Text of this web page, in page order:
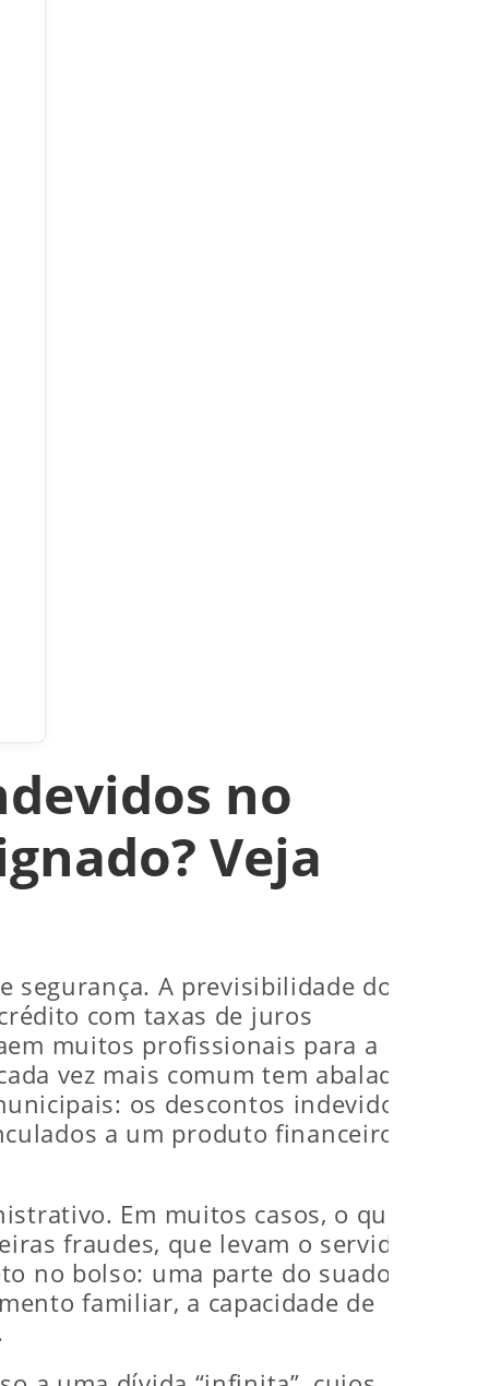
no
Veja
A previsibilidade dos
com taxas de juros
muitos profissionais para a
vez mais comum tem abalado a
os descontos indevidos
a um produto financeiro
Em muitos casos, o que
fraudes, que levam o servidor
no bolso: uma parte do suado
familiar, a capacidade de